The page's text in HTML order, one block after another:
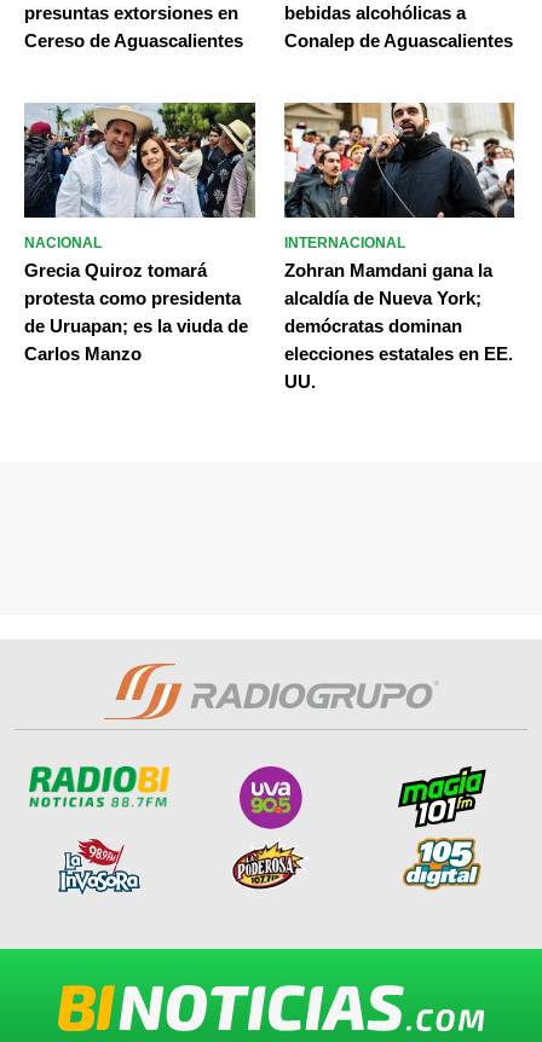
presuntas extorsiones en
Cereso de Aguascalientes
bebidas alcohólicas a
Conalep de Aguascalientes
NACIONAL
Grecia Quiroz tomará
protesta como presidenta
de Uruapan; es la viuda de
Carlos Manzo
INTERNACIONAL
Zohran Mamdani gana la
alcaldía de Nueva York;
demócratas dominan
elecciones estatales en EE.
UU.